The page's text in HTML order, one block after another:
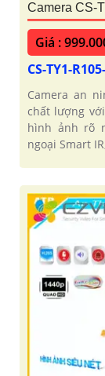
Camera CS-
Giá :
CS-TY1-
Camera an
chất lượng
hình ảnh rõ
ngoại Smart